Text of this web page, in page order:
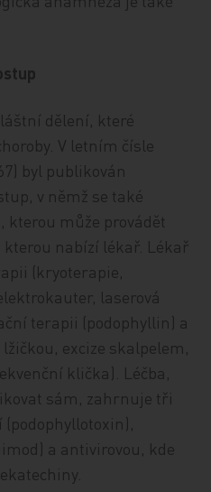
dělení, které
V letním čísle
byl publikován
v němž se také
kterou může provádět
nabízí lékař. Lékař
(kryoterapie,
laserová
terapii (podophyllin) a
excize skalpelem,
klička). Léčba,
sám, zahrnuje tři
a antivirovou, kde